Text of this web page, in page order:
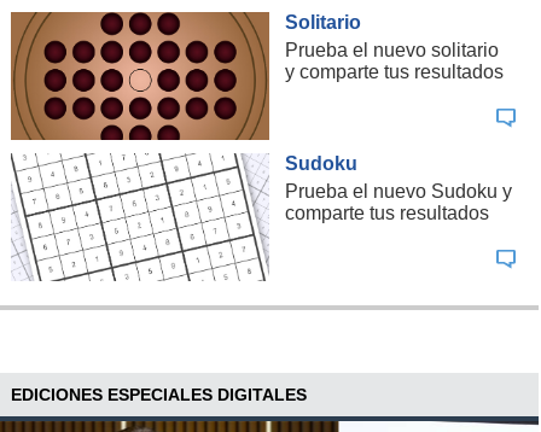
Solitario
Prueba el nuevo solitario
y comparte tus resultados
Sudoku
Prueba el nuevo Sudoku y
comparte tus resultados
EDICIONES ESPECIALES DIGITALES